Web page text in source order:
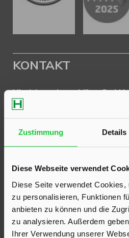
Zustimmung Details
Diese Webseite verwendet
Diese Seite verwendet Cookies,
zu personalisieren, Funktionen
anbieten zu können und die
zu analysieren. Außerdem
Ihrer Verwendung unserer
KONTAKT
Hinrichsen Immobilien GmbH
23795 Klein Rönnau
Bollmoor 2
Telefon:04551 901690
24568 Kaltenkirchen
Holstenstraße 26
Telefon:04191 2749279
E-Mail:info@hinrichsen-